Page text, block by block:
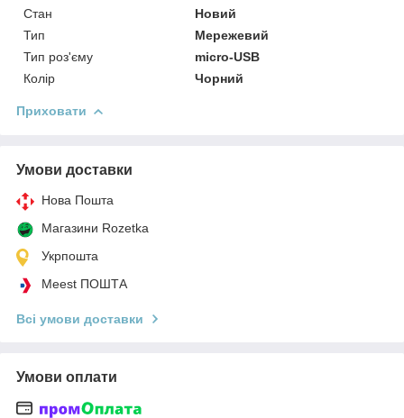
Стан
Новий
Тип
Мережевий
Тип роз'єму
micro-USB
Колір
Чорний
Приховати
Умови доставки
Нова Пошта
Магазини Rozetka
Укрпошта
Meest ПОШТА
Всі умови доставки
Умови оплати